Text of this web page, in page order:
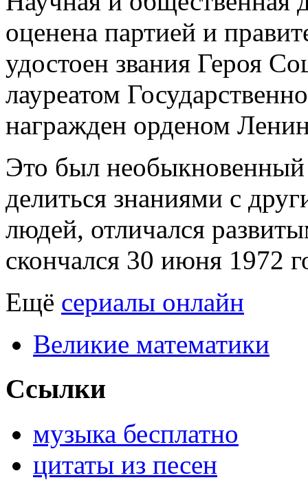
оценена партией и
удостоен звания Героя
лауреатом
награжден орденом
Это был
делиться знаниями с
людей, отличался
скончался 30 июня 1972
Ещё сериалы онлайн
Великие математики
Ссылки
музыка бесплатно
цитаты из песен